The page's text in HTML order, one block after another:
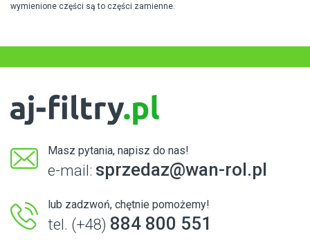
wymienione części są to części zamienne.
Masz pytania, napisz do nas!
e-mail: sprzedaz@wan-rol.pl
lub zadzwoń, chętnie pomożemy!
tel. (+48) 884 800 551